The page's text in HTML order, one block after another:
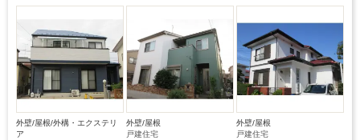
外壁/屋根/外構・エクステリ
ア
外壁/屋根
戸建住宅
外壁/屋根
戸建住宅